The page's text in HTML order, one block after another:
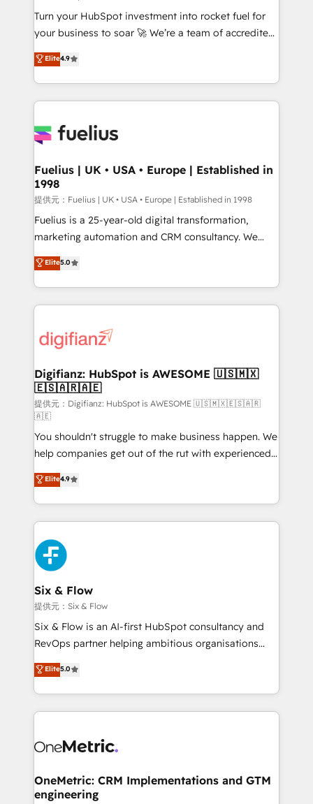
'GuardHub' governance framework, based on ISO
42001 - helping you 'organise complexity' 𝗥𝗲𝗮𝗱𝘆
𝗳𝗼𝗿 𝘁𝗵𝗲 𝗻𝗲𝘅𝘁 𝘀𝘁𝗲𝗽? Click the 👈 '𝗖𝗼𝗻𝘁𝗮𝗰𝘁
𝗯𝘂𝘀𝗶𝗻𝗲𝘀𝘀' button to get in touch (𝘸𝘦'𝘳𝘦 𝘴𝘶𝘱𝘦𝘳
𝘳𝘦𝘴𝘱𝘰𝘯𝘴𝘪𝘷𝘦)
Turn your HubSpot investment into rocket fuel for
your business to soar 🚀 We’re a team of accredited
HubSpot experts ready to help you. We can
implement the platform into complex business
environments, optimise what you've got and make
sure you can actually use it, build your website in
for you and execute it on HubSpot. We are on the
framework, meaning we've been accredited by
HubSpot and vetted by the CCS, which means we
can support public sector companies as well the
other ones listed in our profile. Our services: -
HubSpot implementation - HubSpot CMS website
is there for you to: - Grow revenue, and run your
business more efficiently - Build stronger
more people - Get the most out of your HubSpot
investment
Elite4.9
Fuelius | UK • USA • Europe | Established in
1998
提供元：Fuelius | UK • USA • Europe | Established in 1998
Fuelius is a 25-year-old digital transformation,
marketing automation and CRM consultancy. We
enable mid-market and enterprise clients to
maximise their return from digital and fuel their
growth. We modernise platforms, streamline
operations that are causing inefficiencies, improve
supercharge revenue operations Key services: • CRM
Transformation / Web Development • RevOps &
Sales Consulting • Marketing Automation What
makes us different? 🚀 Top 0.5% of global HubSpot
agencies ⚙️ The strongest technical ability and
integration capabilities 💼 Consultative, long-term
partners who will embed ourselves into your
business, processes and systems 🏢 We specialise in
working with mid-market and enterprise
organisations, global organisations and those with
complex use cases 🏆 CRM Implementation,
Platform Enablement, Custom Integration and
Onboarding Accredited 🔐 ISO27001 & ISO9001
Certified
Elite5.0
Digifianz: HubSpot is AWESOME 🇺🇸🇲🇽
🇪🇸🇦🇷🇦🇪
提供元：Digifianz: HubSpot is AWESOME 🇺🇸🇲🇽🇪🇸🇦🇷
🇦🇪
You shouldn't struggle to make business happen. We
help companies get out of the rut with experienced,
process-oriented teams implementing HubSpot
Marketing, Sales, Service, CMS and Operations Hub,
so selling and actually engaging with your customers
feels easy and pain-free. We are a top ranked
HubSpot Elite Partner, winner of Rookie of the Year
and Customer First Awards, 4.9/5 rating in HubSpot
Reviews and 4.9/5 rating in Clutch Reviews. Digifianz
helps the following industries: logistics & 3PL, home
improvement & construction, branding and
commercialization, real estate, health, education,
SaaS, Software Dev & IT and consulting, make the
the United States, EU, UAE, Mexico and Latin
America. From casual user to super fan: make
Elite4.9
Six & Flow
提供元：Six & Flow
Six & Flow is an AI-first HubSpot consultancy and
RevOps partner helping ambitious organisations
grow with clarity, confidence, and intelligence.
Operating across the UK, Netherlands, Ireland, and
Canada, we’ve delivered thousands of successful
HubSpot projects for mid-market and enterprise
combine HubSpot, data, and AI to design connected
and technology for predictable, scalable revenue
growth. Our expertise spans RevOps, CRM and data
Elite5.0
OneMetric: CRM Implementations and GTM
engineering